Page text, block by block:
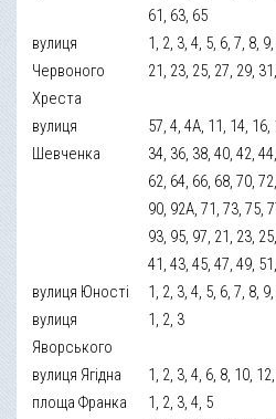
61, 63, 65
вулиця
Червоного
Хреста
1, 2, 3, 4, 5, 6, 7, 8,
21, 23, 25, 27, 29,
вулиця
Шевченка
57, 4, 4А, 11, 14, 16,
34, 36, 38, 40, 42,
62, 64, 66, 68, 70,
90, 92А, 71, 73, 75,
93, 95, 97, 21, 23,
41, 43, 45, 47, 49,
вулиця Юності
1, 2, 3, 4, 5, 6, 7, 8,
вулиця
Яворського
1, 2, 3
вулиця Ягідна
1, 2, 3, 4, 6, 8, 10,
площа Франка
1, 2, 3, 4, 5